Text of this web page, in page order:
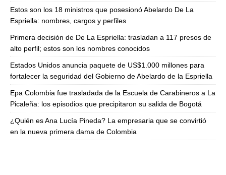
Estos son los 18 ministros que posesionó Abelardo De La
Espriella: nombres, cargos y perfiles
Primera decisión de De La Espriella: trasladan a 117 presos de
alto perfil; estos son los nombres conocidos
Estados Unidos anuncia paquete de US$1.000 millones para
fortalecer la seguridad del Gobierno de Abelardo de la Espriella
Epa Colombia fue trasladada de la Escuela de Carabineros a La
Picaleña: los episodios que precipitaron su salida de Bogotá
¿Quién es Ana Lucía Pineda? La empresaria que se convirtió
en la nueva primera dama de Colombia